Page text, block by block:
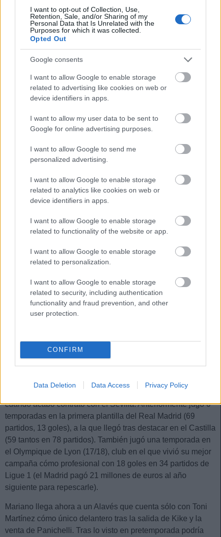
I want to opt-out of Collection, Use,
Retention, Sale, and/or Sharing of my
Personal Data that Is Unrelated with the
Purposes for which it was collected.
Opted Out
Google consents
I want to allow Google to enable storage
related to advertising like cookies on web or
device identifiers in apps.
I want to allow my user data to be sent to
Google for online advertising purposes.
I want to allow Google to send me
personalized advertising.
I want to allow Google to enable storage
related to analytics like cookies on web or
device identifiers in apps.
I want to allow Google to enable storage
related to functionality of the website or app.
I want to allow Google to enable storage
related to personalization.
I want to allow Google to enable storage
related to security, including authentication
functionality and fraud prevention, and other
user protection.
CONFIRM
Data Deletion Data Access Privacy Policy
al igual que su competencia en la posición: Parejo, Pape
Gueye y Comesaña.
Pese a esas más que posibles rotaciones del Villarreal este
curso, creemos que Thomas será recomendable en
Comunio por su experiencia y capacidad para llegar al área
rival, ganar duelos y realizar ‘tackles’. Su precio inicial es de
2 millones y podría subir rápido al ser un jugador conocido.
Recomendable: 3,5/5
Mariano Díaz (Alavés, delantero, 750.000)
prueba con los babazorros desde hacía semanas y
finalmente ha convencido a Coudet y el cuerpo técnico,
cuando acabó contrato con el Sevilla. Anteriormente jugó 6
temporadas en la primera plantilla del Real Madrid (69
partidos, 13 goles), a la que llegó tras destacar en el Castilla
(59 tantos en 78 partidos). También jugó una temporada en
el Olympique de Lyon (17/18), club en el que vivió su mejor
campaña cómo profesional con 18 goles en 34 partidos de
Ligue 1 (el Madrid pagó 21 millones de euros al año
siguiente para repescarle).
Mariano llega ahora a un Alavés que cuenta sólo con Toni
Martínez cómo único delantero tras la salida de Kike y la
venta de Panichelli. Tras lo visto en pretemporada podría